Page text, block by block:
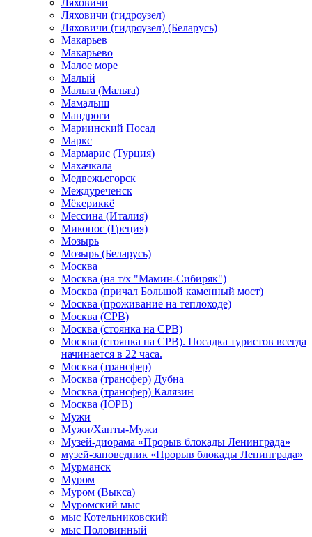
Ляховичи
Ляховичи (гидроузел)
Ляховичи (гидроузел) (Беларусь)
Макарьев
Макарьево
Малое море
Малый
Мальта (Мальта)
Мамадыш
Мандроги
Мариинский Посад
Маркс
Мармарис (Турция)
Махачкала
Медвежьегорск
Междуреченск
Мёкериккё
Мессина (Италия)
Миконос (Греция)
Мозырь
Мозырь (Беларусь)
Москва
Москва (на т/х "Мамин-Сибиряк")
Москва (причал Большой каменный мост)
Москва (проживание на теплоходе)
Москва (СРВ)
Москва (стоянка на СРВ)
Москва (стоянка на СРВ). Посадка туристов всегда
начинается в 22 часа.
Москва (трансфер)
Москва (трансфер) Дубна
Москва (трансфер) Калязин
Москва (ЮРВ)
Мужи
Мужи/Ханты-Мужи
Музей-диорама «Прорыв блокады Ленинграда»
музей-заповедник «Прорыв блокады Ленинграда»
Мурманск
Муром
Муром (Выкса)
Муромский мыс
мыс Котельниковский
мыс Половинный